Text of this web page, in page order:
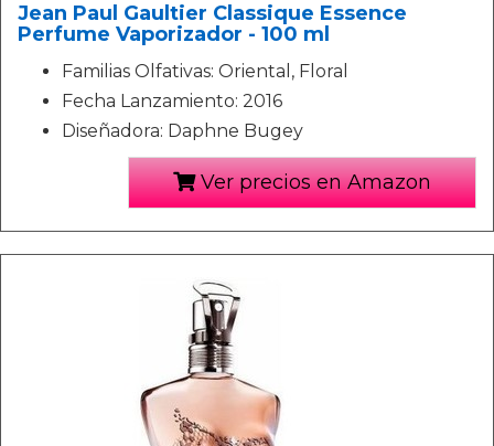
Jean Paul Gaultier Classique Essence
Perfume Vaporizador - 100 ml
Familias Olfativas: Oriental, Floral
Fecha Lanzamiento: 2016
Diseñadora: Daphne Bugey
Ver precios en Amazon